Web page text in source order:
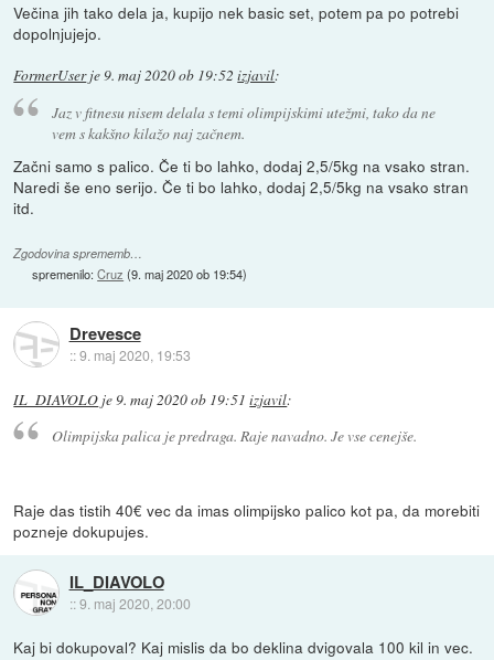
Večina jih tako dela ja, kupijo nek basic set, potem pa po potrebi
dopolnjujejo.
FormerUserje9. maj 2020 ob 19:52 izjavil:
Jaz v fitnesu nisem delala s temi olimpijskimi utežmi, tako da ne
vem s kakšno kilažo naj začnem.
Začni samo s palico. Če ti bo lahko, dodaj 2,5/5kg na vsako stran.
Naredi še eno serijo. Če ti bo lahko, dodaj 2,5/5kg na vsako stran
itd.
Zgodovina sprememb…
spremenilo:Cruz (9. maj 2020 ob 19:54)
Drevesce
::9. maj 2020, 19:53
IL_DIAVOLO je9. maj 2020 ob 19:51 izjavil:
Olimpijska palica je predraga. Raje navadno. Je vse cenejše.
Raje das tistih 40€ vec da imas olimpijsko palico kot pa, da morebiti
pozneje dokupujes.
IL_DIAVOLO
::9. maj 2020, 20:00
Kaj bi dokupoval? Kaj mislis da bo deklina dvigovala 100 kil in vec.